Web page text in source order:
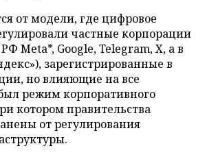
от модели, где цифровое
частные корпорации
Meta*, Google, Telegram, X, а в
зарегистрированные в
но влияющие на все
режим корпоративного
котором правительства
от регулирования